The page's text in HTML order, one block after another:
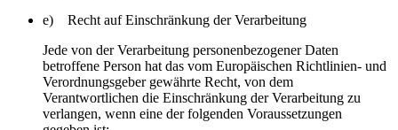
e) Recht auf Einschränkung der Verarbeitung
Jede von der Verarbeitung personenbezogener Daten
betroffene Person hat das vom Europäischen Richtlinien- und
Verordnungsgeber gewährte Recht, von dem
Verantwortlichen die Einschränkung der Verarbeitung zu
verlangen, wenn eine der folgenden Voraussetzungen